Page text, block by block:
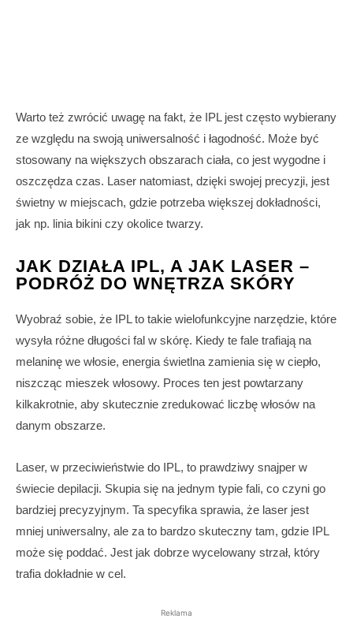
Warto też zwrócić uwagę na fakt, że IPL jest często wybierany
ze względu na swoją uniwersalność i łagodność. Może być
stosowany na większych obszarach ciała, co jest wygodne i
oszczędza czas. Laser natomiast, dzięki swojej precyzji, jest
świetny w miejscach, gdzie potrzeba większej dokładności,
jak np. linia bikini czy okolice twarzy.
JAK DZIAŁA IPL, A JAK LASER –
PODRÓŻ DO WNĘTRZA SKÓRY
Wyobraź sobie, że IPL to takie wielofunkcyjne narzędzie, które
wysyła różne długości fal w skórę. Kiedy te fale trafiają na
melaninę we włosie, energia świetlna zamienia się w ciepło,
niszcząc mieszek włosowy. Proces ten jest powtarzany
kilkakrotnie, aby skutecznie zredukować liczbę włosów na
danym obszarze.
Laser, w przeciwieństwie do IPL, to prawdziwy snajper w
świecie depilacji. Skupia się na jednym typie fali, co czyni go
bardziej precyzyjnym. Ta specyfika sprawia, że laser jest
mniej uniwersalny, ale za to bardzo skuteczny tam, gdzie IPL
może się poddać. Jest jak dobrze wycelowany strzał, który
trafia dokładnie w cel.
Reklama